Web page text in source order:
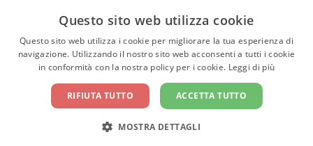
CONTATTACI
Questo sito web utilizza cookie
Questo sito web utilizza i cookie per migliorare la tua esperienza di
navigazione. Utilizzando il nostro sito web acconsenti a tutti i cookie
in conformità con la nostra policy per i cookie. Leggi di più
ACCETTA TUTTO
RIFIUTA TUTTO
MOSTRA DETTAGLI